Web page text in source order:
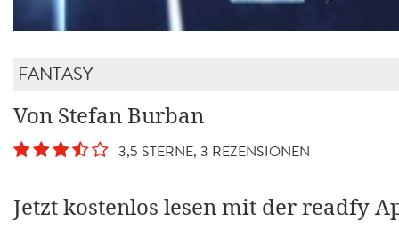
FANTASY
Von Stefan Burban
3,5 STERNE, 3 REZENSIONEN
Jetzt kostenlos lesen mit der readfy